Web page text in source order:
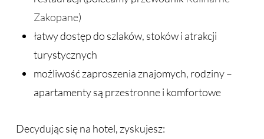
Zakopane)
łatwy dostęp do szlaków, stoków i atrakcji
turystycznych
możliwość zaproszenia znajomych, rodziny –
apartamenty są przestronne i komfortowe
Decydując się na hotel, zyskujesz: